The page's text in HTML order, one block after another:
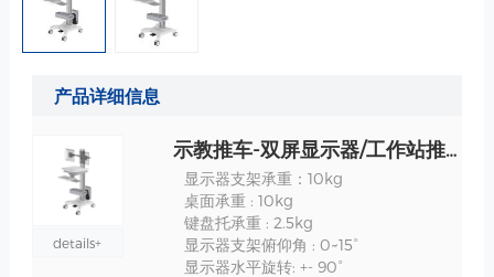
产品详细信息
details+
示教推车-双屏显示器/工作站推车-TR800-XX 规格
显示器支架承重：10kg
桌面承重 : 10kg
键盘托承重 : 2.5kg
显示器支架俯仰角 : 0~15°
显示器水平旋转: +- 90°